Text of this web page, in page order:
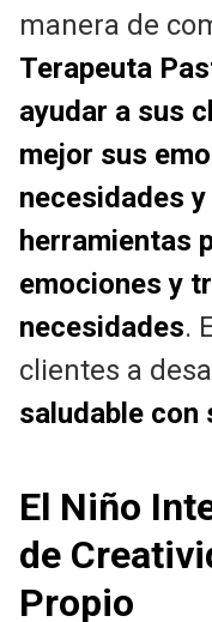
manera de
Terapeuta
ayudar a sus
mejor sus
necesidades
herramientas
emociones y
necesidades.
clientes a
saludable con
El Niño
de
Propio